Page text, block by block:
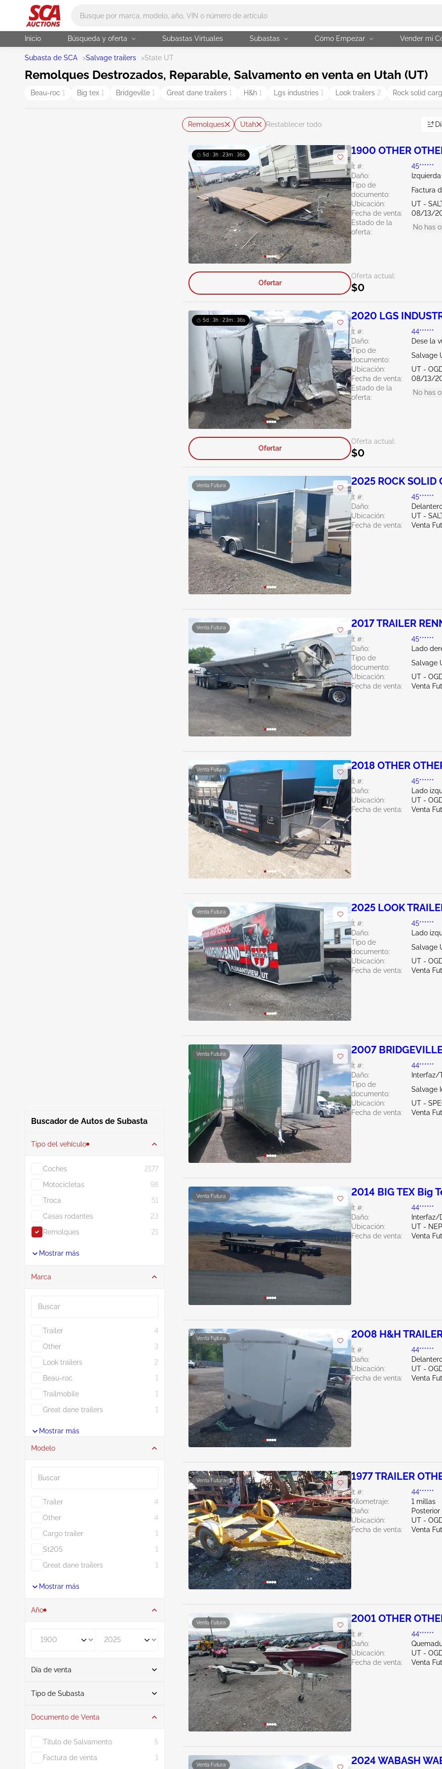
Inicio Búsqueda y oferta Subastas Virtuales Subastas Cómo Empezar Vender mi
Subasta de SCA >Salvage trailers >State UT
Remolques Destrozados, Reparable, Salvamento en venta en Utah (UT)
Beau-roc 1 Big tex 1 Bridgeville 1 Great dane trailers 1 H&h 1 Lgs industries 1 Look trailers 2 Rock solid
Buscador de Autos de Subasta
Tipo del vehículo
Coches
2177
Motocicletas
98
Troca
51
Casas rodantes
23
Remolques
21
Mostrar más
Marca
Trailer
4
Other
3
Look trailers
2
Beau-roc
1
Trailmobile
1
Great dane trailers
1
Mostrar más
Modelo
Trailer
4
Other
4
Cargo trailer
1
St205
1
Great dane trailers
1
Mostrar más
Año
Día de venta
De
Tipo de Subasta
Subasta 21
Documento de Venta
Titulo de Salvamento
5
Factura de venta
1
Remolques Utah Restablecer todo
5d : 3h : 23m : 35s 1900 OTHER
Ít #:
45******
Daño:
Tipo de
documento:
Factura
Ubicación:
UT -
Fecha de venta:
08/13/
Estado de la
oferta:
No has
Oferta actual:
$0
Ofertar
5d : 3h : 23m : 35s 2020 LGS
Ít #:
44******
Daño:
Dese la
Tipo de
documento:
Salvage
Ubicación:
UT -
Fecha de venta:
08/13/
Estado de la
oferta:
No has
Oferta actual:
$0
Ofertar
Venta Futura 2025 ROCK SOLID
Ít #:
45******
Daño:
Ubicación:
UT -
Fecha de venta:
Venta
Venta Futura 2017 TRAILER
Ít #:
45******
Daño:
Lado
Tipo de
documento:
Salvage
Ubicación:
UT -
Fecha de venta:
Venta
Venta Futura 2018 OTHER
Ít #:
45******
Daño:
Lado
Ubicación:
UT -
Fecha de venta:
Venta
Venta Futura 2025 LOOK
Ít #:
45******
Daño:
Lado
Tipo de
documento:
Salvage
Ubicación:
UT -
Fecha de venta:
Venta
Venta Futura 2007
Ít #:
44******
Daño:
Interfaz/
Tipo de
documento:
Salvage
Ubicación:
UT -
Fecha de venta:
Venta
Venta Futura 2014 BIG TEX Big
Ít #:
44******
Daño:
Interfaz/
Ubicación:
UT -
Fecha de venta:
Venta
Venta Futura 2008 H&H
Ít #:
44******
Daño:
Ubicación:
UT -
Fecha de venta:
Venta
Venta Futura 1977 TRAILER
Ít #:
44******
Kilometraje:
1 millas
Daño:
Posterior
Ubicación:
UT -
Fecha de venta:
Venta
Venta Futura 2001 OTHER
Ít #:
44******
Daño:
Ubicación:
UT -
Fecha de venta:
Venta
Venta Futura 2024 WABASH